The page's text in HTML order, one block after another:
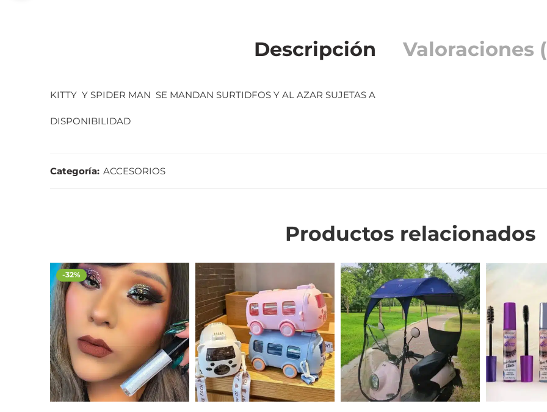
Descripción Valoraciones
KITTY Y SPIDER MAN SE MANDAN SURTIDFOS Y AL AZAR SUJETAS A
DISPONIBILIDAD
Categoría: ACCESORIOS
Productos relacionados
-32%